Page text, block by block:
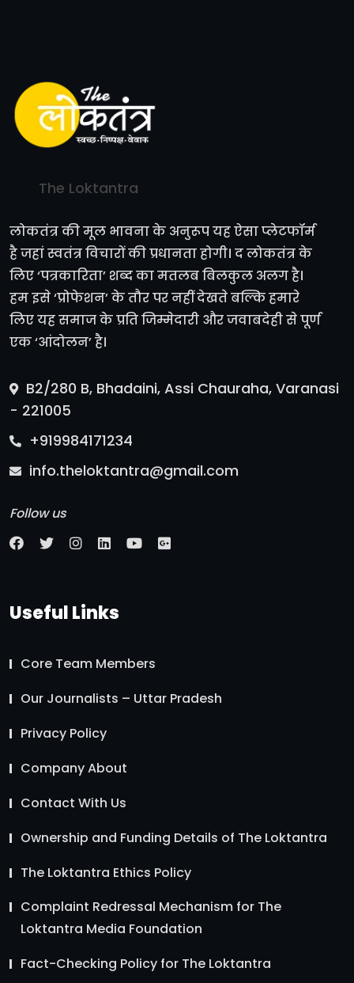
The Loktantra
लोकतंत्र की मूल भावना के अनुरूप यह ऐसा प्लेटफॉर्म
है जहां स्वतंत्र विचारों की प्रधानता होगी। द लोकतंत्र के
लिए ‘पत्रकारिता’ शब्द का मतलब बिलकुल अलग है।
हम इसे ‘प्रोफेशन’ के तौर पर नहीं देखते बल्कि हमारे
लिए यह समाज के प्रति जिम्मेदारी और जवाबदेही से पूर्ण
एक ‘आंदोलन’ है।
B2/280 B, Bhadaini, Assi Chauraha, Varanasi
- 221005
+919984171234
info.theloktantra@gmail.com
Follow us
Useful Links
Core Team Members
Our Journalists – Uttar Pradesh
Privacy Policy
Company About
Contact With Us
Ownership and Funding Details of The Loktantra
The Loktantra Ethics Policy
Complaint Redressal Mechanism for The
Loktantra Media Foundation
Fact-Checking Policy for The Loktantra